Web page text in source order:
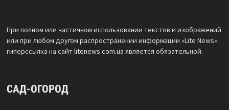
При полном или частичном использовании текстов и изображений
или при любом другом распространении информации «Lite News»
гиперссылка на сайтlitenews.com.ua является обязательной.
САД-ОГОРОД